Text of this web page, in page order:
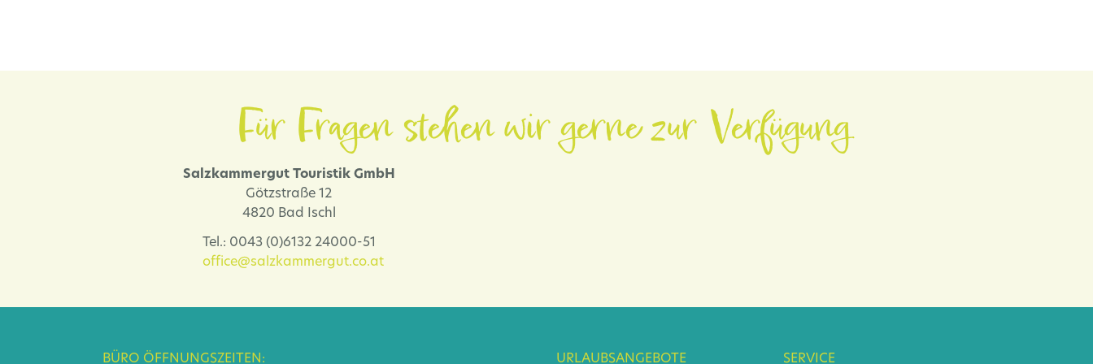
Für Fragen stehen wir gerne zur Verfügung.
Salzkammergut Touristik GmbH
Götzstraße 12
4820 Bad Ischl
Tel.: 0043 (0)6132 24000-51
office@salzkammergut.co.at
BÜRO ÖFFNUNGSZEITEN: URLAUBSANGEBOTE SERVICE